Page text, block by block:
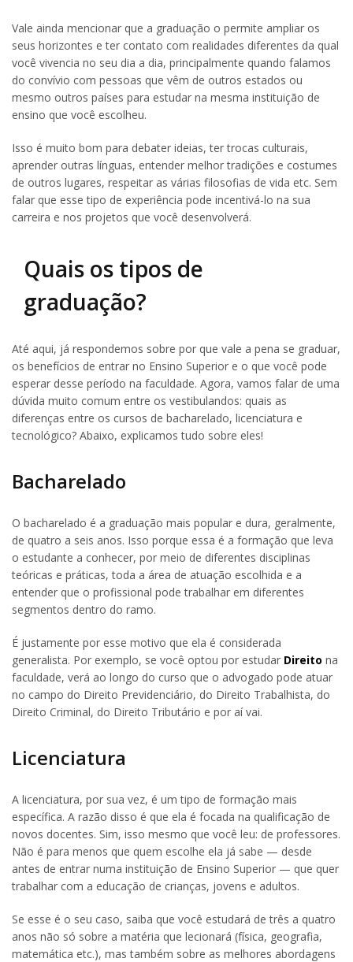
Vale ainda mencionar que a graduação o permite ampliar os
seus horizontes e ter contato com realidades diferentes da qual
você vivencia no seu dia a dia, principalmente quando falamos
do convívio com pessoas que vêm de outros estados ou
mesmo outros países para estudar na mesma instituição de
ensino que você escolheu.
Isso é muito bom para debater ideias, ter trocas culturais,
aprender outras línguas, entender melhor tradições e costumes
de outros lugares, respeitar as várias filosofias de vida etc. Sem
falar que esse tipo de experiência pode incentivá-lo na sua
carreira e nos projetos que você desenvolverá.
Quais os tipos de
graduação?
Até aqui, já respondemos sobre por que vale a pena se graduar,
os benefícios de entrar no Ensino Superior e o que você pode
esperar desse período na faculdade. Agora, vamos falar de uma
dúvida muito comum entre os vestibulandos: quais as
diferenças entre os cursos de bacharelado, licenciatura e
tecnológico? Abaixo, explicamos tudo sobre eles!
Bacharelado
O bacharelado é a graduação mais popular e dura, geralmente,
de quatro a seis anos. Isso porque essa é a formação que leva
o estudante a conhecer, por meio de diferentes disciplinas
teóricas e práticas, toda a área de atuação escolhida e a
entender que o profissional pode trabalhar em diferentes
segmentos dentro do ramo.
É justamente por esse motivo que ela é considerada
generalista. Por exemplo, se você optou por estudar Direito na
faculdade, verá ao longo do curso que o advogado pode atuar
no campo do Direito Previdenciário, do Direito Trabalhista, do
Direito Criminal, do Direito Tributário e por aí vai.
Licenciatura
A licenciatura, por sua vez, é um tipo de formação mais
específica. A razão disso é que ela é focada na qualificação de
novos docentes. Sim, isso mesmo que você leu: de professores.
Não é para menos que quem escolhe ela já sabe — desde
antes de entrar numa instituição de Ensino Superior — que quer
trabalhar com a educação de crianças, jovens e adultos.
Se esse é o seu caso, saiba que você estudará de três a quatro
anos não só sobre a matéria que lecionará (física, geografia,
matemática etc.), mas também sobre as melhores abordagens